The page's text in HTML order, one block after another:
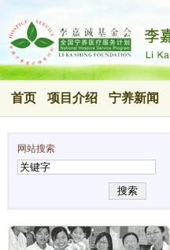
首页 项目介绍 宁养新闻
网站搜索
搜索